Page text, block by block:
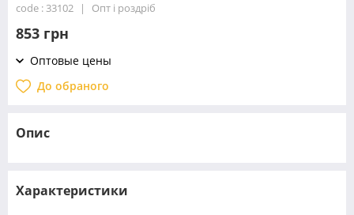
code : 33102
Опт і роздріб
853 грн
Оптовые цены
До обраного
Опис
Характеристики